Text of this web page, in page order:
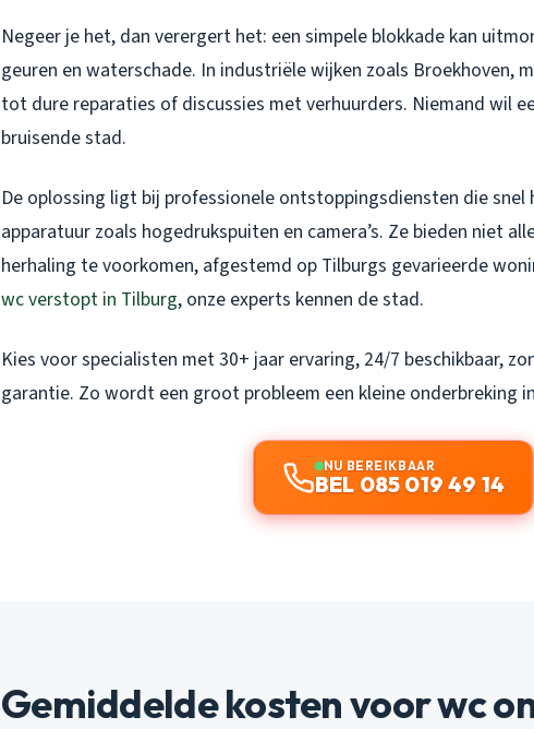
Negeer je het, dan verergert het: een simpele blokkade kan
geuren en waterschade. In industriële wijken zoals Broekhoven,
tot dure reparaties of discussies met verhuurders. Niemand wil
bruisende stad.
De oplossing ligt bij professionele ontstoppingsdiensten die snel
apparatuur zoals hogedrukspuiten en camera’s. Ze bieden niet
herhaling te voorkomen, afgestemd op Tilburgs gevarieerde
wc verstopt in Tilburg, onze experts kennen de stad.
Kies voor specialisten met 30+ jaar ervaring, 24/7 beschikbaar,
garantie. Zo wordt een groot probleem een kleine onderbreking
NU BEREIKBAAR
BEL 085 019 49 14
Gemiddelde kosten voor wc